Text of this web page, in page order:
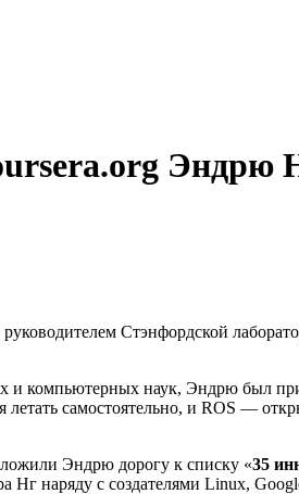
Эндрю
Стэнфордской
и компьютерных наук, Эндрю был
самостоятельно, и ROS —
Эндрю дорогу к списку «35
Нг наряду с создателями Linux,